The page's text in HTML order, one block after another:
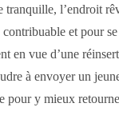
l’endroit
et pour
en vue d’une
à envoyer un
pour y mieux